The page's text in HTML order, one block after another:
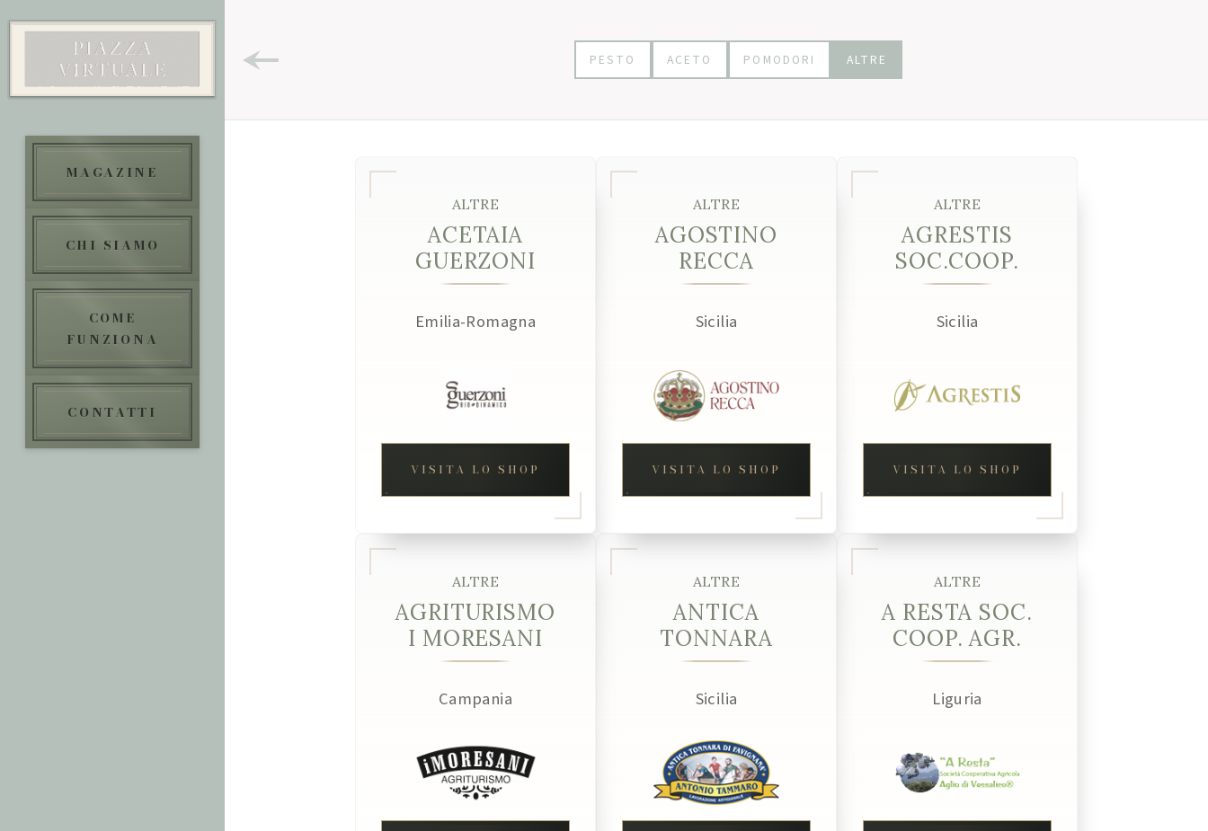
MAGAZINE
CHI SIAMO
COME
FUNZIONA
CONTATTI
PESTO ACETO POMODORI ALTRE
ALTRE
ACETAIA
GUERZONI
Emilia-Romagna
VISITA LO SHOP
ALTRE
AGOSTINO
RECCA
Sicilia
VISITA LO SHOP
ALTRE
AGRESTIS
SOC.COOP.
Sicilia
VISITA LO SHOP
ALTRE
AGRITURISMO
I MORESANI
Campania
ALTRE
ANTICA
TONNARA
Sicilia
ALTRE
A RESTA SOC.
COOP. AGR.
Liguria